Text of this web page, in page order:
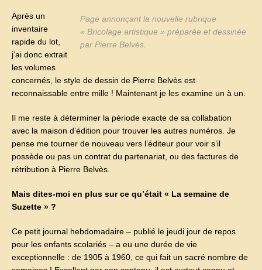
Page annonçant la nouvelle rubrique
« Bricolage artistique » préparée et dessinée
par Pierre Belvès.
Après un
inventaire
rapide du lot,
j’ai donc extrait
les volumes
concernés, le style de dessin de Pierre Belvès est
reconnaissable entre mille ! Maintenant je les examine un à un.
Il me reste à déterminer la période exacte de sa collabation
avec la maison d’édition pour trouver les autres numéros. Je
pense me tourner de nouveau vers l’éditeur pour voir s’il
possède ou pas un contrat du partenariat, ou des factures de
rétribution à Pierre Belvès.
Mais dites-moi en plus sur ce qu’était « La semaine de
Suzette » ?
Ce petit journal hebdomadaire – publié le jeudi jour de repos
pour les enfants scolariés – a eu une durée de vie
exceptionnelle : de 1905 à 1960, ce qui fait un sacré nombre de